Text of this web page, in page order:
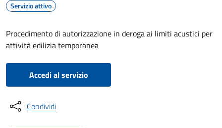
Servizio attivo
Procedimento di autorizzazione in deroga ai limiti acustici per
attività edilizia temporanea
Accedi al servizio
Condividi